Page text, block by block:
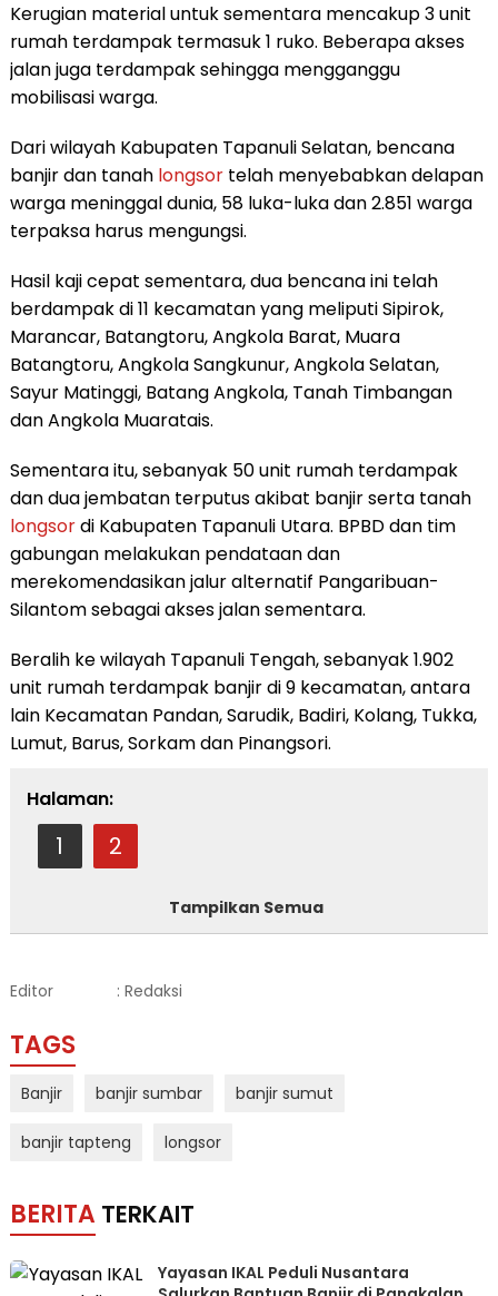
Kerugian material untuk sementara mencakup 3 unit
rumah terdampak termasuk 1 ruko. Beberapa akses
jalan juga terdampak sehingga mengganggu
mobilisasi warga.
Dari wilayah Kabupaten Tapanuli Selatan, bencana
banjir dan tanah longsortelah menyebabkan delapan
warga meninggal dunia, 58 luka-luka dan 2.851 warga
terpaksa harus mengungsi.
Hasil kaji cepat sementara, dua bencana ini telah
berdampak di 11 kecamatan yang meliputi Sipirok,
Marancar, Batangtoru, Angkola Barat, Muara
Batangtoru, Angkola Sangkunur, Angkola Selatan,
Sayur Matinggi, Batang Angkola, Tanah Timbangan
dan Angkola Muaratais.
Sementara itu, sebanyak 50 unit rumah terdampak
dan dua jembatan terputus akibat banjir serta tanah
longsordi Kabupaten Tapanuli Utara. BPBD dan tim
gabungan melakukan pendataan dan
merekomendasikan jalur alternatif Pangaribuan-
Silantom sebagai akses jalan sementara.
Beralih ke wilayah Tapanuli Tengah, sebanyak 1.902
unit rumah terdampak banjir di 9 kecamatan, antara
lain Kecamatan Pandan, Sarudik, Badiri, Kolang, Tukka,
Lumut, Barus, Sorkam dan Pinangsori.
Halaman:
1 2
Tampilkan Semua
Editor : Redaksi
TAGS
Banjir banjir sumbar banjir sumut
banjir tapteng longsor
BERITA TERKAIT
Yayasan IKAL Peduli Nusantara